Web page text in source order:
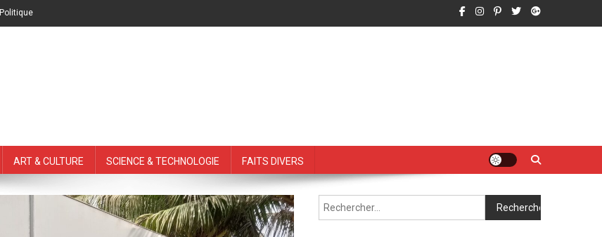
Politique
Art & Culture Science & Technologie Faits Divers
Rechercher :